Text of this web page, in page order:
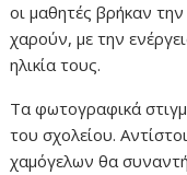
οι μαθητές βρήκαν
χαρούν, με την
ηλικία τους.
Τα φωτογραφικά
του σχολείου.
χαμόγελων θα